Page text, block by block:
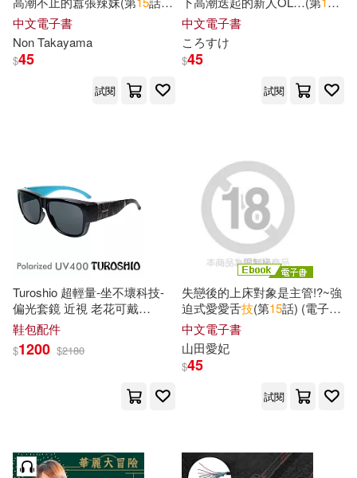
Appointment Books(30)
Awesome Birthday(30)
Sarah(30)
人力資源和社會保障部教材辦公室
Brown(29) Gordon(29)
Green(29) Hansen(29)
Taylor(29)
商務印書館(185)
五南(184)
長鴻出版社(181)
中國地質大學出版社(179)
華南理工大學出版社(179)
中國物資出版社(178)
PCuSER電腦人文化(176)
麥浩斯(175)
(電子書)
中文電子書
Non Takayama
$45
試閱
話) (電子書)
中文電子書
ころすけ
$45
試閱
Turoshio 超輕量-坐不壞科技-
偏光套鏡 近視 老花可戴
H80098-C
白紋 藍
鞋包配件
$1200 $2180
失戀後的上床對象是主管!?~強
迫式愛愛舌技(第15話) (電子
書)
中文電子書
山田愛妃
$45
試閱